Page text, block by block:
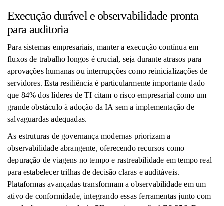
Execução durável e observabilidade pronta
para auditoria
Para sistemas empresariais, manter a execução contínua em
fluxos de trabalho longos é crucial, seja durante atrasos para
aprovações humanas ou interrupções como reinicializações de
servidores. Esta resiliência é particularmente importante dado
que 84% dos líderes de TI citam o risco empresarial como um
grande obstáculo à adoção da IA ​​sem a implementação de
salvaguardas adequadas.
As estruturas de governança modernas priorizam a
observabilidade abrangente, oferecendo recursos como
depuração de viagens no tempo e rastreabilidade em tempo real
para estabelecer trilhas de decisão claras e auditáveis.
Plataformas avançadas transformam a observabilidade em um
ativo de conformidade, integrando essas ferramentas junto com